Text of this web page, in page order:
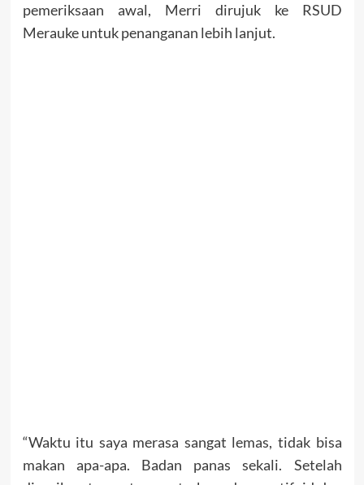
pemeriksaan awal, Merri dirujuk ke RSUD
Merauke untuk penanganan lebih lanjut.
“Waktu itu saya merasa sangat lemas, tidak bisa
makan apa-apa. Badan panas sekali. Setelah